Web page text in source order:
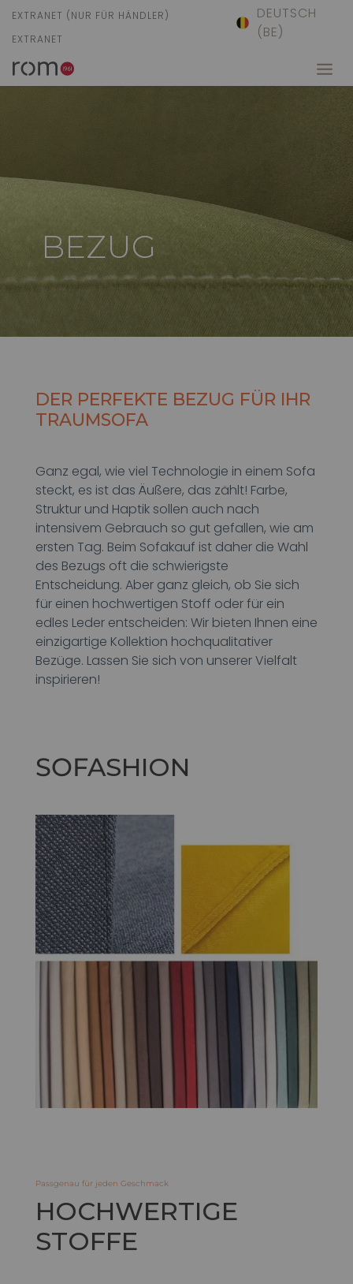
EXTRANET (NUR FÜR HÄNDLER)
EXTRANET
DEUTSCH
(BE)
BEZUG
DER PERFEKTE BEZUG FÜR IHR
TRAUMSOFA
Ganz egal, wie viel Technologie in einem Sofa
steckt, es ist das Äußere, das zählt! Farbe,
Struktur und Haptik sollen auch nach
intensivem Gebrauch so gut gefallen, wie am
ersten Tag. Beim Sofakauf ist daher die Wahl
des Bezugs oft die schwierigste
Entscheidung. Aber ganz gleich, ob Sie sich
für einen hochwertigen Stoff oder für ein
edles Leder entscheiden: Wir bieten Ihnen eine
einzigartige Kollektion hochqualitativer
Bezüge. Lassen Sie sich von unserer Vielfalt
inspirieren!
SOFASHION
Passgenau für jeden Geschmack
HOCHWERTIGE
STOFFE